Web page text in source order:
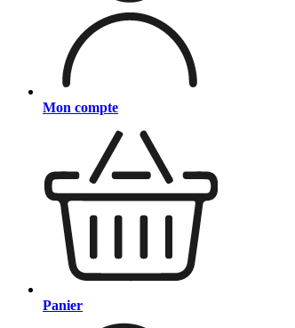
Mon compte
Panier